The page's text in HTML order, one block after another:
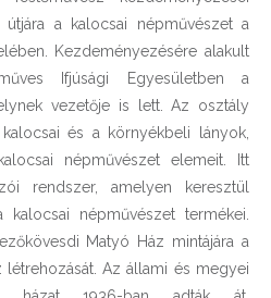
a kalocsai népművészet a
Kezdeményezésére alakult
Ifjúsági Egyesületben a
vezetője is lett. Az osztály
és a környékbeli lányok,
népművészet elemeit. Itt
rendszer, amelyen keresztül
népművészet termékei.
Matyó Ház mintájára a
létrehozását. Az állami és megyei